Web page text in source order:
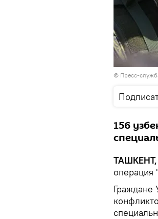
© Пресс-
156
ТАШКЕНТ,
операция
Граждане